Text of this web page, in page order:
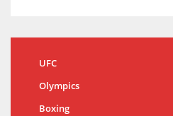
UFC
Olympics
Boxing